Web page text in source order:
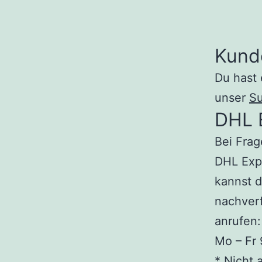
Du hast
unser
DHL
Bei
DHL
kannst
Mo – Fr